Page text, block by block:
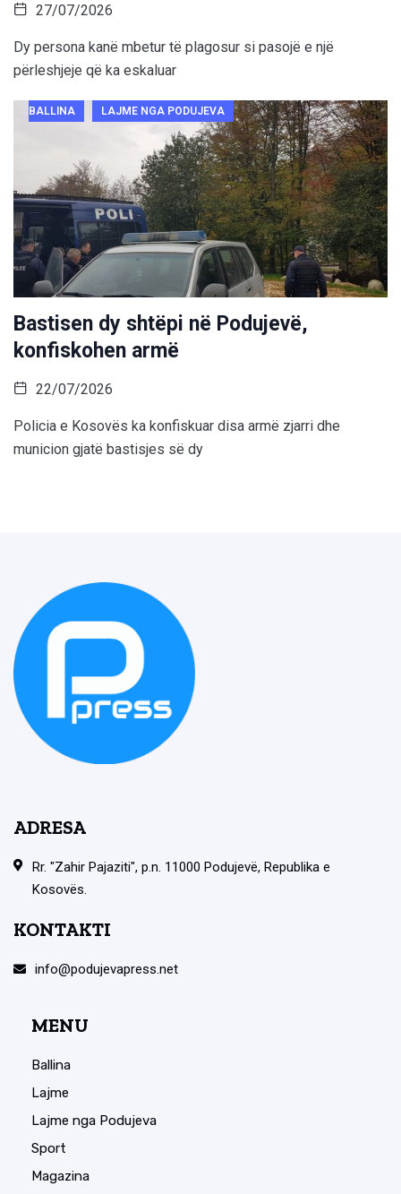
27/07/2026
Dy persona kanë mbetur të plagosur si pasojë e një
përleshjeje që ka eskaluar
BALLINA LAJME NGA PODUJEVA
Bastisen dy shtëpi në Podujevë,
konfiskohen armë
22/07/2026
Policia e Kosovës ka konfiskuar disa armë zjarri dhe
municion gjatë bastisjes së dy
ADRESA
Rr. "Zahir Pajaziti", p.n. 11000 Podujevë, Republika e
Kosovës.
KONTAKTI
info@podujevapress.net
MENU
Ballina
Lajme
Lajme nga Podujeva
Sport
Magazina